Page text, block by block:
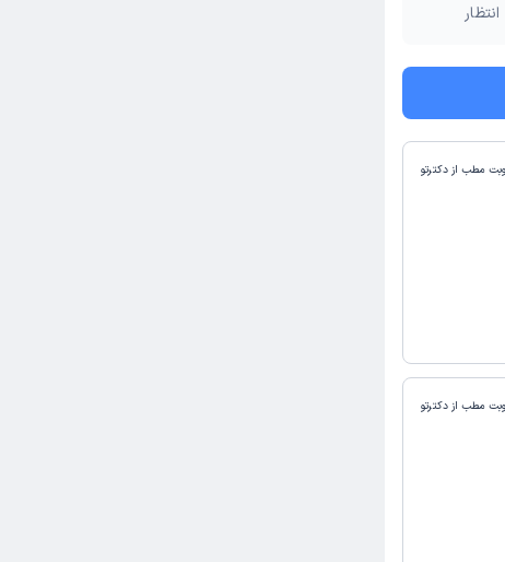
مطب از دکترتو
مطب از دکترتو